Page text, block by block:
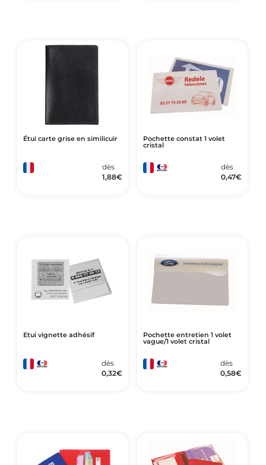
Étui carte grise en similicuir
dès
1,88€
Pochette constat 1 volet
cristal
dès
0,47€
Etui vignette adhésif
dès
0,32€
Pochette entretien 1 volet
vague/1 volet cristal
dès
0,58€